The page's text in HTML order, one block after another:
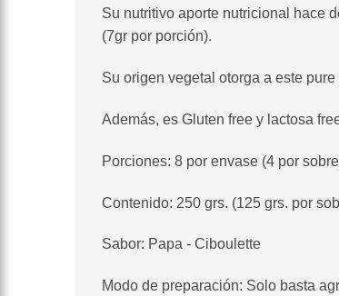
Su nutritivo aporte nutricional hace
(7gr por porción).
Su origen vegetal otorga a este
Además, es Gluten free y lactosa
Porciones: 8 por envase (4 por
Contenido: 250 grs. (125 grs. por
Sabor: Papa - Ciboulette
Modo de preparación: Solo basta